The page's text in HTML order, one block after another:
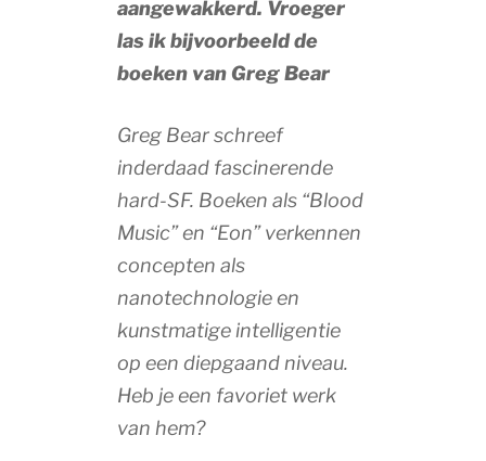
aangewakkerd. Vroeger
las ik bijvoorbeeld de
boeken van Greg Bear
Greg Bear schreef
inderdaad fascinerende
hard-SF. Boeken als “Blood
Music” en “Eon” verkennen
concepten als
nanotechnologie en
kunstmatige intelligentie
op een diepgaand niveau.
Heb je een favoriet werk
van hem?